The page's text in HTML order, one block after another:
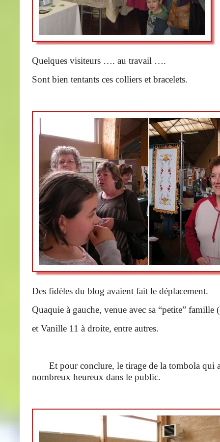
Quelques visiteurs …. au travail ….
Sont bien tentants ces colliers et bracelets.
Des fidèles du blog avaient fait le déplacement.
Quaquie à gauche, venue avec sa “petite” famille
et Vanille 11 à droite, entre autres.
Et pour conclure, le tirage de la tombola qui
nombreux heureux dans le public.